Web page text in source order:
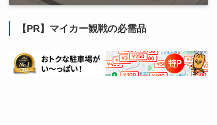
【PR】マイカー観戦の必需品